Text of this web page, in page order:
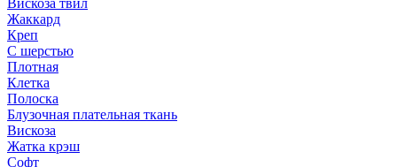
Вискоза твил
Жаккард
Креп
С шерстью
Плотная
Клетка
Полоска
Блузочная плательная ткань
Вискоза
Жатка крэш
Софт